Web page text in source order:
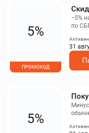
−5%
по
5%
ПРОМОКОД
31
5%